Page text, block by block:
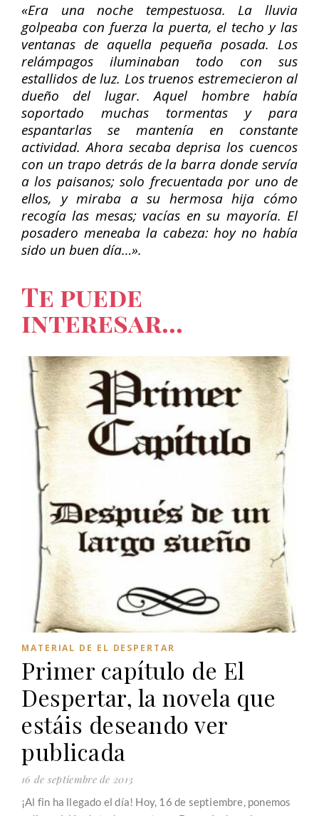
«Era una noche tempestuosa. La lluvia
golpeaba con fuerza la puerta, el techo y las
ventanas de aquella pequeña posada. Los
relámpagos iluminaban todo con sus
estallidos de luz. Los truenos estremecieron al
dueño del lugar. Aquel hombre había
soportado muchas tormentas y para
espantarlas se mantenía en constante
actividad. Ahora secaba deprisa los cuencos
con un trapo detrás de la barra donde servía
a los paisanos; solo frecuentada por uno de
ellos, y miraba a su hermosa hija cómo
recogía las mesas; vacías en su mayoría. El
posadero meneaba la cabeza: hoy no había
sido un buen día…».
Te puede
interesar...
MATERIAL DE EL DESPERTAR
Primer capítulo de El
Despertar, la novela que
estáis deseando ver
publicada
16 de septiembre de 2013
¡Al fin ha llegado el día! Hoy, 16 de septiembre, ponemos